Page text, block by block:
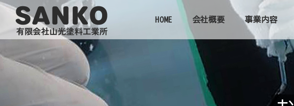
HOME 会社概要 事業内容